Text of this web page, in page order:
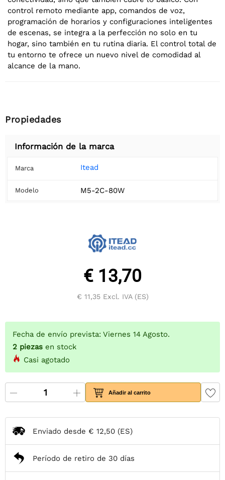
control remoto mediante app, comandos de voz,
programación de horarios y configuraciones inteligentes
de escenas, se integra a la perfección no solo en tu
hogar, sino también en tu rutina diaria. El control total de
tu entorno te ofrece un nuevo nivel de comodidad al
alcance de la mano.
Propiedades
Información de la marca
Marca Itead
Modelo M5-2C-80W
€ 13,70
€ 11,35Excl. IVA (ES)
Fecha de envío prevista: Viernes 14 Agosto.
2 piezas en stock
Casi agotado
Añadir al carrito
Enviado desde € 12,50 (ES)
Período de retiro de 30 días